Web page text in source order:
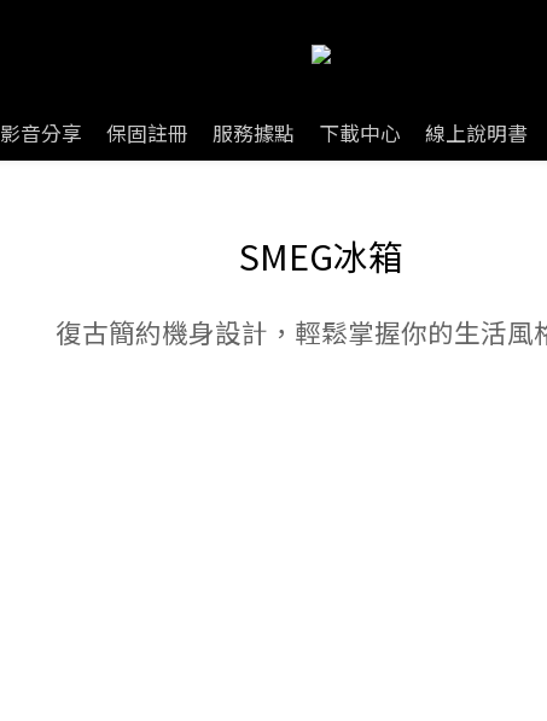
影音分享 保固註冊 服務據點 下載中心 線上說明書
SMEG冰箱
復古簡約機身設計，輕鬆掌握你的生活風